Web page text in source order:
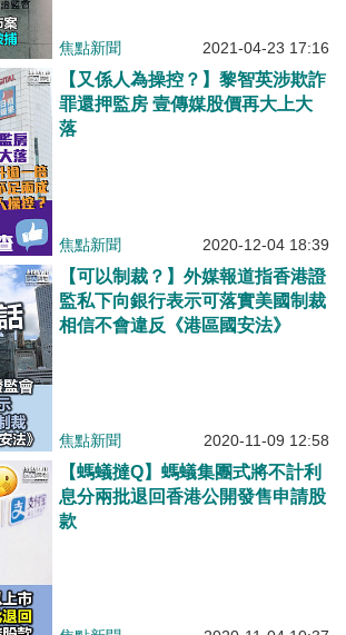
焦點新聞 2021-04-23 17:16
【又係人為操控？】黎智英涉欺詐
罪還押監房 壹傳媒股價再大上大
落
焦點新聞 2020-12-04 18:39
【可以制裁？】外媒報道指香港證
監私下向銀行表示可落實美國制裁
相信不會違反《港區國安法》
焦點新聞 2020-11-09 12:58
【螞蟻撻Q】螞蟻集團式將不計利
息分兩批退回香港公開發售申請股
款